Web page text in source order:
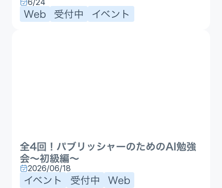
Web 受付中 イベント
全4回！パブリッシャーのためのAI勉強
会〜初級編〜
2026/06/18
イベント 受付中 Web